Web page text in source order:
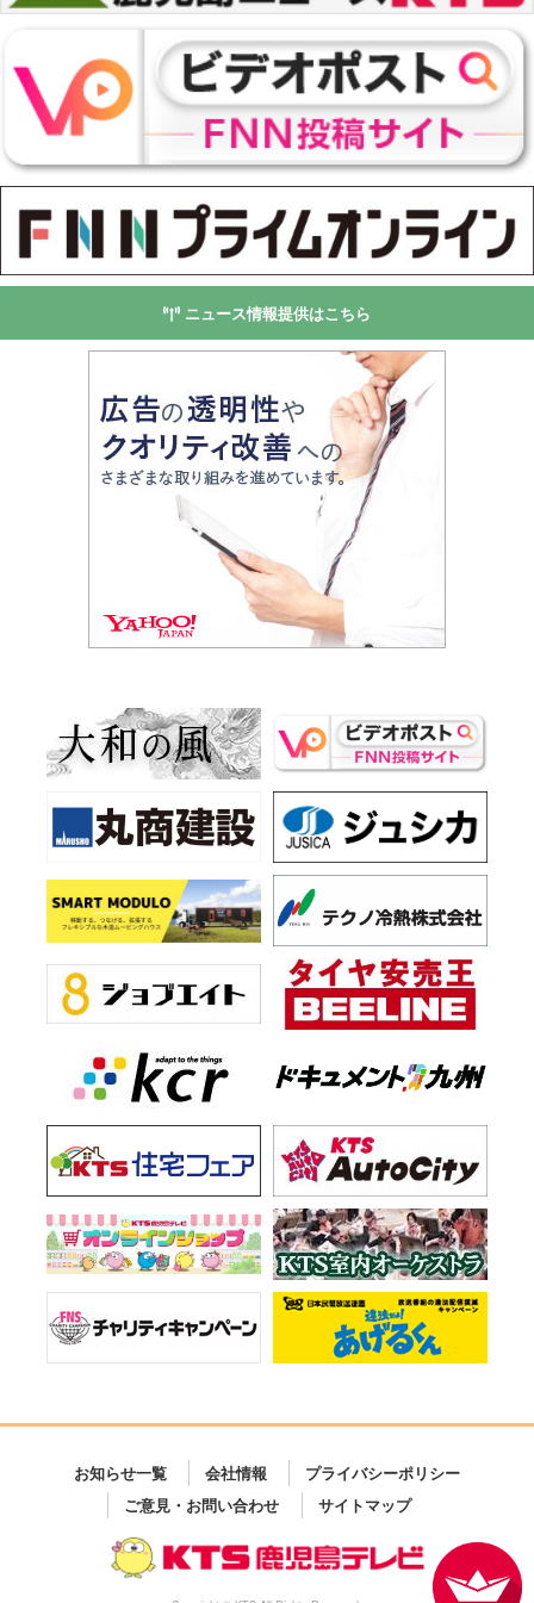
ニュース情報提供はこちら
お知らせ一覧 会社情報
プライバシーポリシー
ご意見・お問い合わせ
サイトマップ